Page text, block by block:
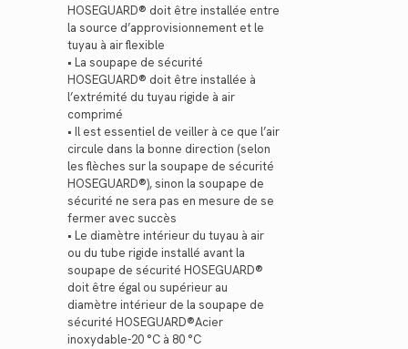
HOSEGUARD® doit être installée entre
la source d’approvisionnement et le
tuyau à air flexible
• La soupape de sécurité
HOSEGUARD® doit être installée à
l’extrémité du tuyau rigide à air
comprimé
• Il est essentiel de veiller à ce que l’air
circule dans la bonne direction (selon
les flèches sur la soupape de sécurité
HOSEGUARD®), sinon la soupape de
sécurité ne sera pas en mesure de se
fermer avec succès
• Le diamètre intérieur du tuyau à air
ou du tube rigide installé avant la
soupape de sécurité HOSEGUARD®
doit être égal ou supérieur au
diamètre intérieur de la soupape de
sécurité HOSEGUARD®Acier
inoxydable-20 °C à 80 °C